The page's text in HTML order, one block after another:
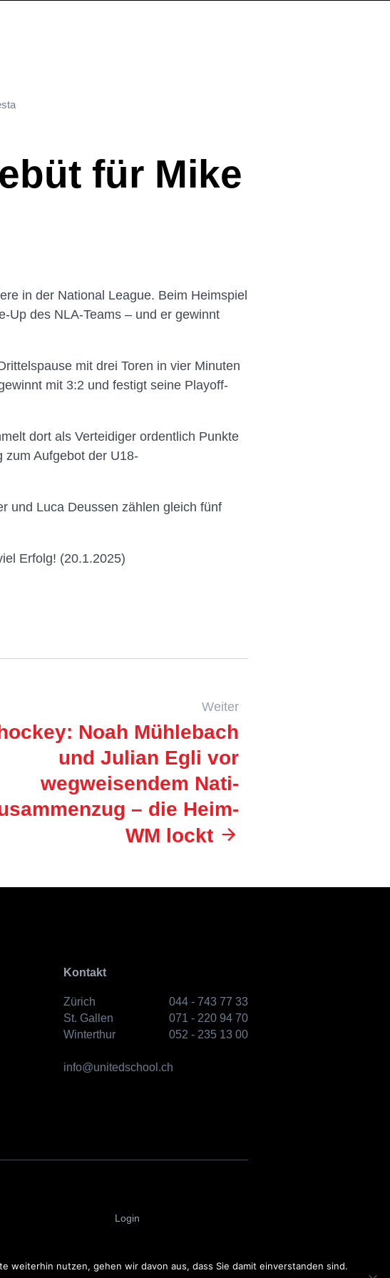
für Mike
in der National League. Beim Heimspiel
Up des NLA-Teams – und er gewinnt
mit drei Toren in vier Minuten
mit 3:2 und festigt seine Playoff-
dort als Verteidiger ordentlich Punkte
zum Aufgebot der U18-
und Luca Deussen zählen gleich fünf
Erfolg! (20.1.2025)
Weiter
Noah Mühlebach
und Julian Egli vor
wegweisendem Nati-
– die Heim-
WM lockt
Kontakt
Zürich
044 - 743 77 33
St. Gallen
071 - 220 94 70
Winterthur
052 - 235 13 00
info@unitedschool.ch
Login
weiterhin nutzen, gehen wir davon aus, dass Sie damit einverstanden sind.